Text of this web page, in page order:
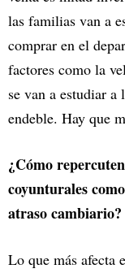
las familias van a
comprar en el
factores como la
se van a estudiar a
endeble. Hay que
¿Cómo
coyunturales
atraso cambiario?
Lo que más afecta